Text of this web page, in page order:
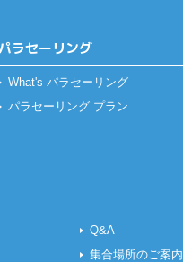
パラセーリング
What's パラセーリング
パラセーリング プラン
Q&A
集合場所のご案内